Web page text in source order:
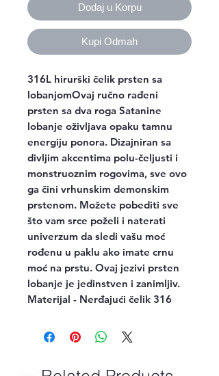
Dodaj u Korpu
Kupi Odmah
316L hirurški čelik prsten sa
lobanjomOvaj ručno rađeni
prsten sa dva roga Satanine
lobanje oživljava opaku tamnu
energiju ponora. Dizajniran sa
divljim akcentima polu-čeljusti i
monstruoznim rogovima, sve ovo
ga čini vrhunskim demonskim
prstenom. Možete pobediti sve
što vam srce poželi i naterati
univerzum da sledi vašu moć
rođenu u paklu ako imate crnu
moć na prstu. Ovaj jezivi prsten
lobanje je jedinstven i zanimljiv.
Materijal - Nerđajući čelik 316